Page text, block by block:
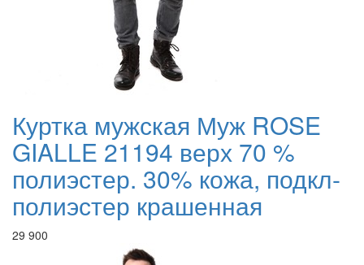
Куртка мужская Муж ROSE
GIALLE 21194 верх 70 %
полиэстер. 30% кожа, подкл-
полиэстер крашенная
29 900